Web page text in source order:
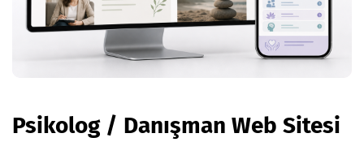
Psikolog / Danışman Web Sitesi